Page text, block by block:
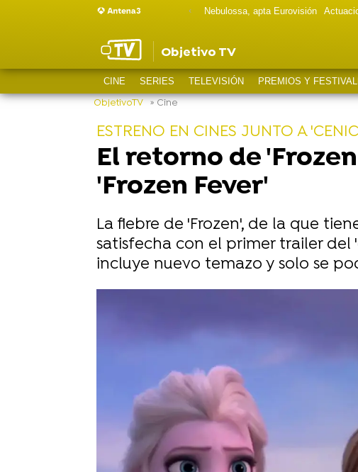
Nebulossa, apta Eurovisión
Objetivo TV
CINE SERIES TELEVISIÓN PREMIOS Y
ObjetivoTV » Cine
ESTRENO EN CINES JUNTO A
El retorno de
'Frozen Fever'
La fiebre de 'Frozen', de la que
satisfecha con el primer trailer del
incluye nuevo temazo y solo se